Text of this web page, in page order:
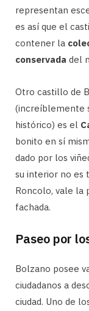
representan
es así que el
contener la
conservada del
Otro castillo de
(increíblemente
histórico) es el
bonito en sí
dado por los
su interior no es
Roncolo, vale la
fachada.
Paseo por
Bolzano posee
ciudadanos a
ciudad. Uno de